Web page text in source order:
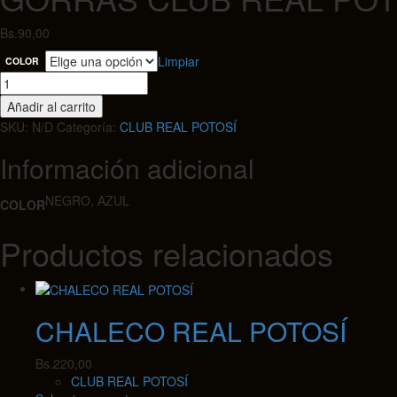
Bs. 90,00
COLOR
Limpiar
GORRAS
CLUB
REAL
POTOSÍ
Añadir al carrito
SKU: N/D Categoría: CLUB REAL POTOSÍ
Información adicional
COLORNEGRO, AZUL
Productos relacionados
CHALECO REAL POTOSÍ
Bs. 220,00
CLUB REAL POTOSÍ